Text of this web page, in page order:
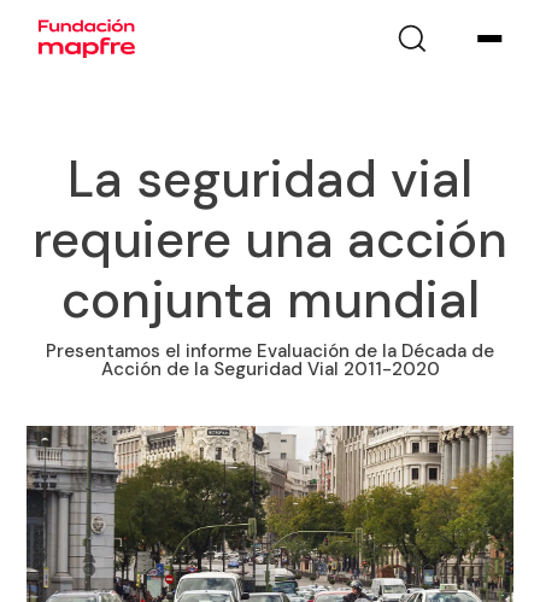
La seguridad vial
requiere una acción
conjunta mundial
Presentamos el informe Evaluación de la Década de
Acción de la Seguridad Vial 2011-2020